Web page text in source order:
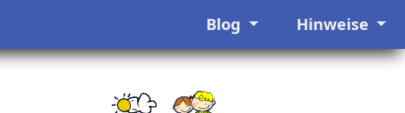
Blog Hinweise